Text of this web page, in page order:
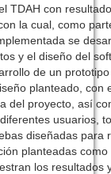
TDAH con
la cual, como
se
y el diseño del
de un
planteado, con
del proyecto, así
usuarios,
diseñadas para
planteadas
los resultados